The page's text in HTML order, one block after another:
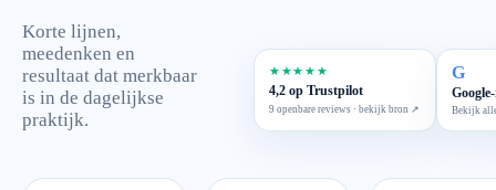
Korte lijnen,
meedenken en
resultaat dat merkbaar
is in de dagelijkse
praktijk.
★★★★★
4,2 op Trustpilot
9 openbare reviews · bekijk bron ↗
G
Bekijk